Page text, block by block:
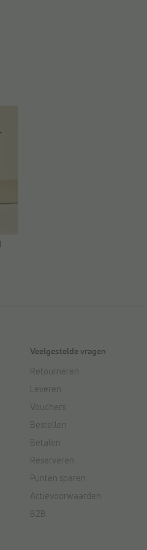
Veelgestelde vragen
Retourneren
Leveren
Vouchers
Bestellen
Betalen
Reserveren
Punten sparen
Actievoorwaarden
B2B